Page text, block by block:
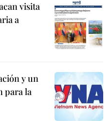
visita
a
y un
para la